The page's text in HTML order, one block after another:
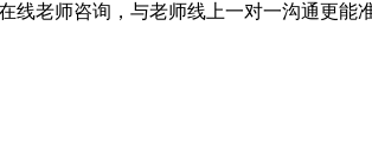
老师咨询，与老师线上一对一沟通更能